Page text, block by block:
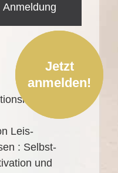
Anmeldung
Leis­
: Selbst­
und
Jetzt
anmelden!